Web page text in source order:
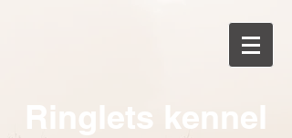
Ringlets kennel